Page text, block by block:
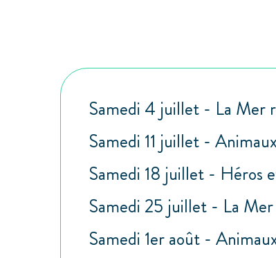
Samedi 4 juillet - La Mer
Samedi 11 juillet -
Samedi 18 juillet - Héros
Samedi 25 juillet - La
Samedi 1er août -